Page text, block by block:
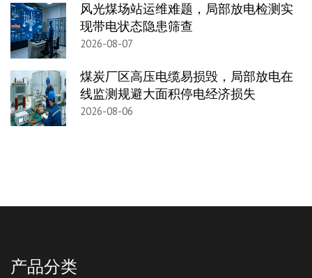
风光煤场站运维难题，局部放电检测实
现带电状态隐患筛查
2026-08-07
煤炭厂区高压电缆易损毁，局部放电在
线监测规避大面积停电经济损失
2026-08-06
产品分类